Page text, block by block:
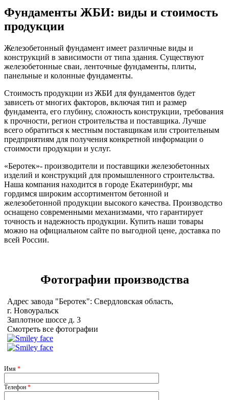
Фундаменты ЖБИ: виды и стоимость
продукции
Железобетонный фундамент имеет различные виды и
конструкций в зависимости от типа здания. Существуют
железобетонные сваи, ленточные фундаменты, плиты,
панельные и колонные фундаменты.
Стоимость продукции из ЖБИ для фундаментов будет
зависеть от многих факторов, включая тип и размер
фундамента, его глубину, сложность конструкции, требования
к прочности, регион строительства и поставщика. Лучше
всего обратиться к местным поставщикам или строительным
предприятиям для получения конкретной информации о
стоимости продукции и услуг.
«Беротек»- производители и поставщики железобетонных
изделий и конструкций для промышленного строительства.
Наша компания находится в городе Екатеринбург, мы
гордимся широким ассортиментом бетонной и
железобетонной продукции высокого качества. Производство
оснащено современными механизмами, что гарантирует
точность и надежность продукции. Купить наши товары
можно на официальном сайте по выгодной цене, доставка по
всей России.
Фотографии производства
Адрес завода "Беротек": Свердловская область,
г. Новоуральск
Заплотное шоссе д. 3
Смотреть все фотографии
Имя *
Телефон *